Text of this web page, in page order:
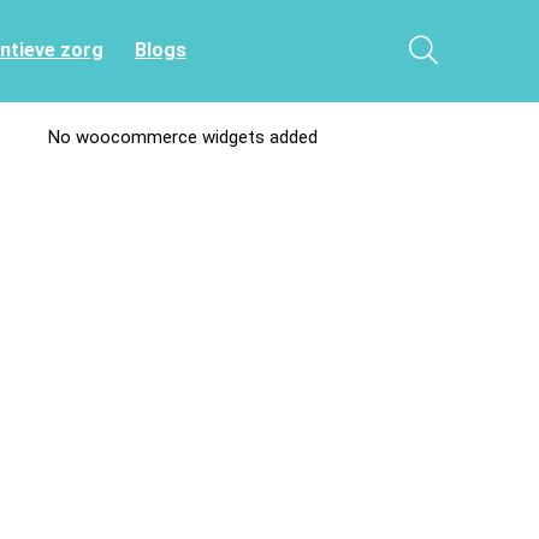
zorg Blogs
No woocommerce widgets added